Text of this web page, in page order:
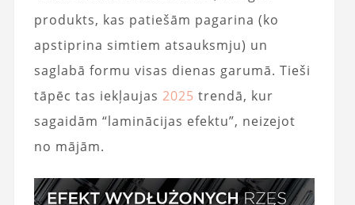
produkts, kas patiešām pagarina (ko
apstiprina simtiem atsauksmju) un
saglabā formu visas dienas garumā. Tieši
tāpēc tas iekļaujas 2025 trendā, kur
sagaidām “laminācijas efektu”, neizejot
no mājām.